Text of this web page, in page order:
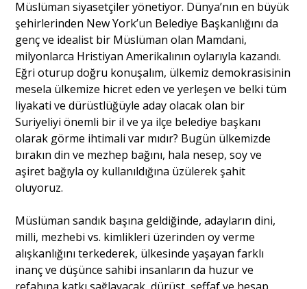
Müslüman siyasetçiler yönetiyor. Dünya’nın en büyük
şehirlerinden New York’un Belediye Başkanlığını da
genç ve idealist bir Müslüman olan Mamdani,
milyonlarca Hristiyan Amerikalının oylarıyla kazandı.
Eğri oturup doğru konuşalım, ülkemiz demokrasisinin
mesela ülkemize hicret eden ve yerleşen ve belki tüm
liyakati ve dürüstlüğüyle aday olacak olan bir
Suriyeliyi önemli bir il ve ya ilçe belediye başkanı
olarak görme ihtimali var mıdır? Bugün ülkemizde
bırakın din ve mezhep bağını, hala nesep, soy ve
aşiret bağıyla oy kullanıldığına üzülerek şahit
oluyoruz.
Müslüman sandık başına geldiğinde, adayların dini,
milli, mezhebi vs. kimlikleri üzerinden oy verme
alışkanlığını terkederek, ülkesinde yaşayan farklı
inanç ve düşünce sahibi insanların da huzur ve